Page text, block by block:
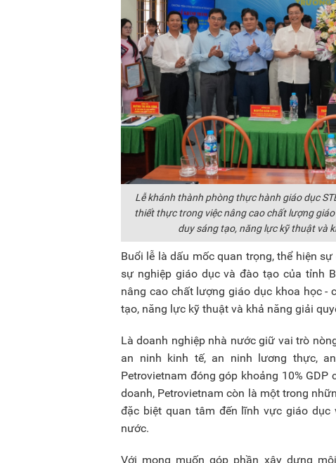
Lễ khánh thành phòng thực hành giáo dục
thiết thực trong việc nâng cao chất lượng
duy sáng tạo, năng lực kỹ thuật và
Buổi lễ là dấu mốc quan trọng, thể hiện
sự nghiệp giáo dục và đào tạo của tỉnh
nâng cao chất lượng giáo dục khoa học -
tạo, năng lực kỹ thuật và khả năng giải
Là doanh nghiệp nhà nước giữ vai trò
an ninh kinh tế, an ninh lương thực,
Petrovietnam đóng góp khoảng 10%
doanh, Petrovietnam còn là một trong
đặc biệt quan tâm đến lĩnh vực giáo
nước.
Với mong muốn góp phần xây dựng